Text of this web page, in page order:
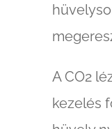
A CO2
kezelés